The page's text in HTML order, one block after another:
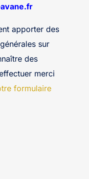
apporter des
sur
des
merci
formulaire